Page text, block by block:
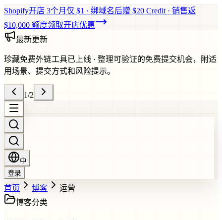
Shopify开店 3个月仅 $1 · 绑域名后赠 $20 Credit · 销售返
$10,000 额度领取开店优惠
最新更新
珍藏免费外链工具已上线 · 整理可验证的免费提交机会，附适
用场景、提交方式和风险提示。
1/2
中
登录
首页 博客
运营
博客分类